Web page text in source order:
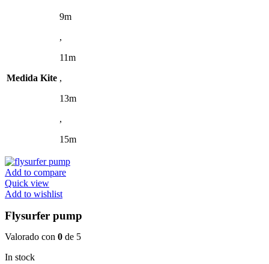
Medida Kite
9m
,
11m
,
13m
,
15m
Add to compare
Quick view
Add to wishlist
Flysurfer pump
Valorado con 0 de 5
In stock